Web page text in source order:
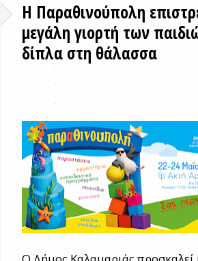
Η Παραθινούπολη
μεγάλη γιορτή των
δίπλα στη θάλασσα